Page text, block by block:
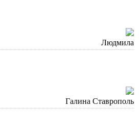
Людмила
Галина Ставрополь